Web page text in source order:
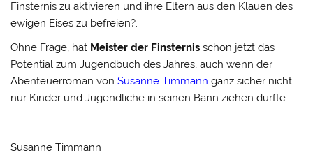
Finsternis zu aktivieren und ihre Eltern aus den Klauen des
ewigen Eises zu befreien?.
Ohne Frage, hat Meister der Finsternis schon jetzt das
Potential zum Jugendbuch des Jahres, auch wenn der
Abenteuerroman vonSusanne Timmann ganz sicher nicht
nur Kinder und Jugendliche in seinen Bann ziehen dürfte.
Susanne Timmann